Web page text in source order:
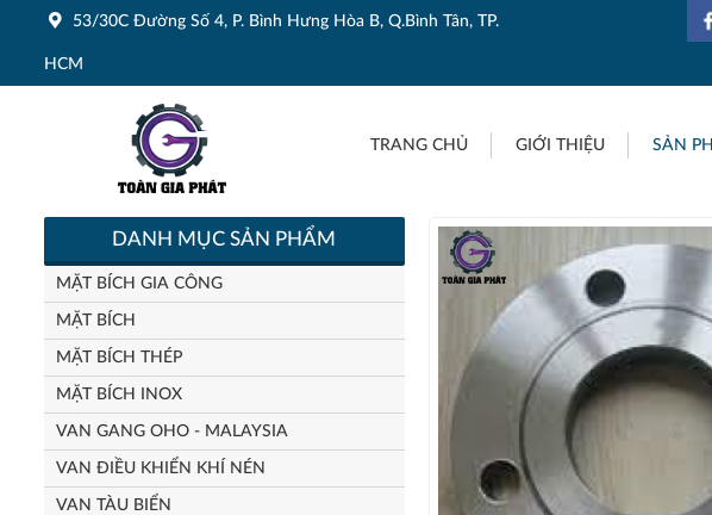
53/30C Đường Số 4, P. Bình Hưng Hòa B, Q.Bình Tân, TP.
HCM
TRANG CHỦ GIỚI THIỆU SẢN
DANH MỤC SẢN PHẨM
MẶT BÍCH GIA CÔNG
MẶT BÍCH
MẶT BÍCH THÉP
MẶT BÍCH INOX
VAN GANG OHO - MALAYSIA
VAN ĐIỀU KHIỂN KHÍ NÉN
VAN TÀU BIỂN